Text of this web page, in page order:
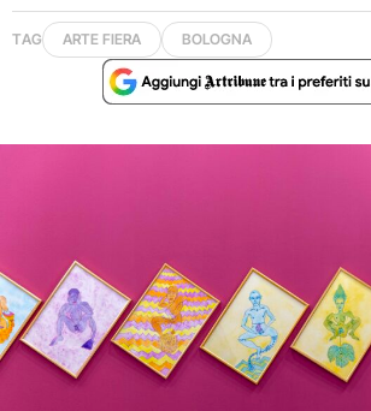
TAG ARTE FIERA BOLOGNA